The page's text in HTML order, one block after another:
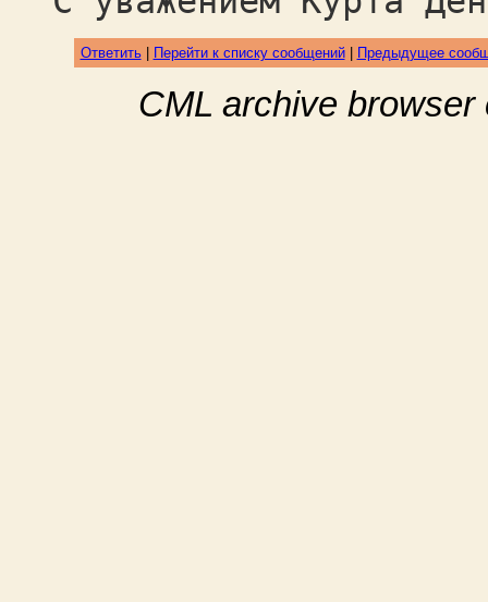
Ответить| Перейти к списку сообщений| Предыдущее
CML archive